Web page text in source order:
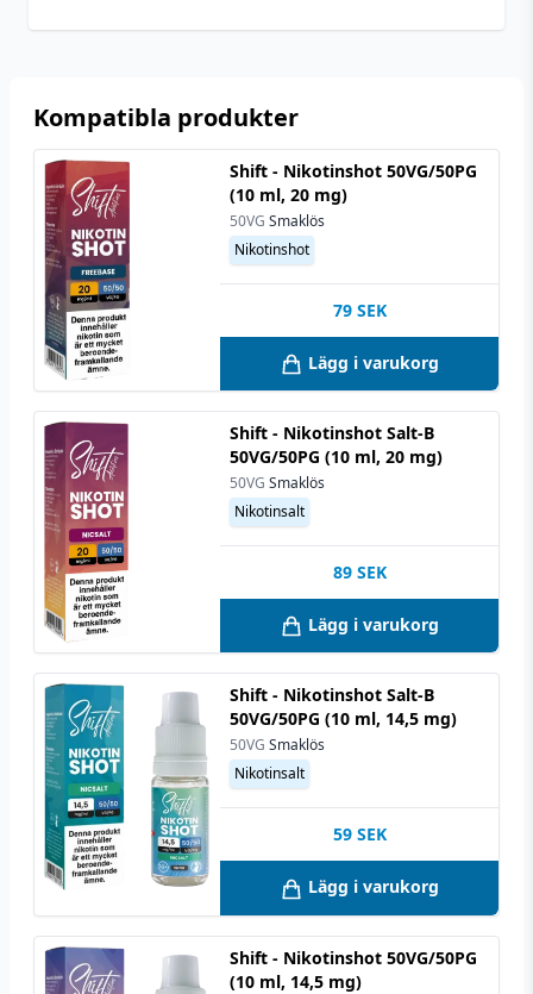
Upp till 3 mg
Kompatibla produkter
Shift - Nikotinshot 50VG/50PG
(10 ml, 20 mg)
50VG Smaklös
Nikotinshot
79 SEK
Lägg i varukorg
Shift - Nikotinshot Salt-B
50VG/50PG (10 ml, 20 mg)
50VG Smaklös
Nikotinsalt
89 SEK
Lägg i varukorg
Shift - Nikotinshot Salt-B
50VG/50PG (10 ml, 14,5 mg)
50VG Smaklös
Nikotinsalt
59 SEK
Lägg i varukorg
Shift - Nikotinshot 50VG/50PG
(10 ml, 14,5 mg)